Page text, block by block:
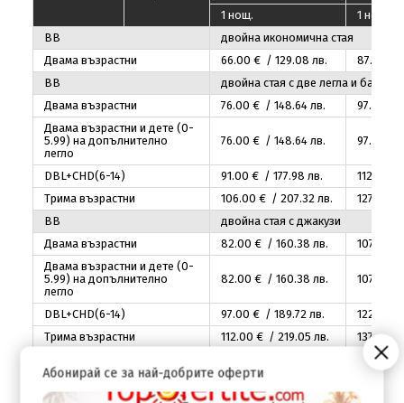
1 нощ.
1 нощ.
BB
двойна икономична стая
Двама възрастни
66.00 € / 129.08 лв. 87.00
BB
двойна стая с две легла и балкон
Двама възрастни
76.00 € / 148.64лв. 97.00
Двама възрастни и дете (0-
5.99) на допълнително
легло
76.00 € / 148.64лв. 97.00
DBL+CHD(6-14) 91.00 € / 177.98 лв. 112
Трима възрастни
106.00 € / 207.32лв. 127
BB
двойна стая с джакузи
Двама възрастни
82.00 € / 160.38 лв. 107
Двама възрастни и дете (0-
5.99) на допълнително
легло
82.00 € / 160.38 лв. 107
DBL+CHD(6-14) 97.00 € / 189.72лв. 122
Трима възрастни
112.00 € / 219.05 лв. 137.00
Двама възрастни
102.00 € / 199
Абонирай се за най-добрите оферти